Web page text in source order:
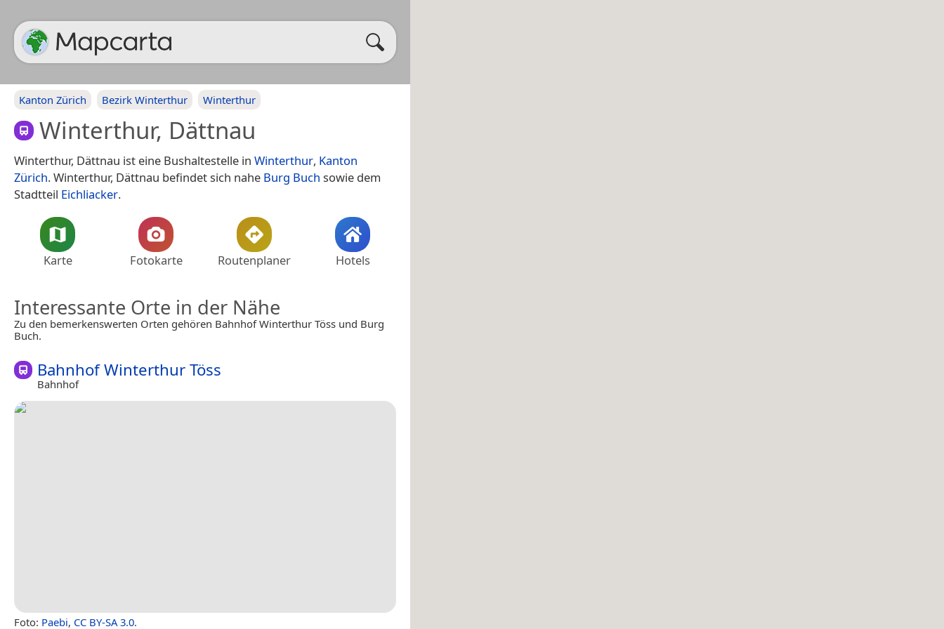
Kanton Zürich Bezirk Winterthur Winterthur
Winterthur, Dättnau
Winterthur, Dättnau ist eine Bushaltestelle in Winterthur, Kanton
Zürich. Winterthur, Dättnau befindet sich nahe Burg Buch sowie dem
Stadtteil Eichliacker.
Karte Fotokarte Routenplaner Hotels
Interessante Orte in der Nähe
Zu den bemerkenswerten Orten gehören Bahnhof Winterthur Töss und Burg
Buch.
Bahnhof Winterthur Töss
Bahnhof
Foto: Paebi, CC BY-SA 3.0.